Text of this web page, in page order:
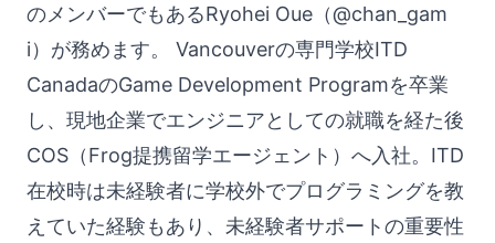
のメンバーでもあるRyohei Oue（@chan_gam
i）が務めます。 Vancouverの専門学校ITD
CanadaのGame Development Programを卒業
し、現地企業でエンジニアとしての就職を経た後
COS（Frog提携留学エージェント）へ入社。ITD
在校時は未経験者に学校外でプログラミングを教
えていた経験もあり、未経験者サポートの重要性